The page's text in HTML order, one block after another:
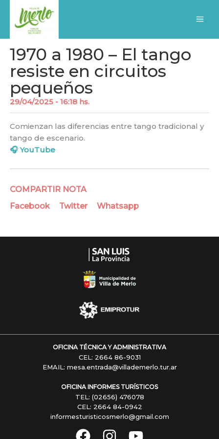
contenido
1970 a 1980 – El tango
resiste en circuitos
pequeños
29/04/2025 - 16:18 hs.
Comienzan las diferencias entre tango tradicional y
tango de escenario.
🎧YouTube
COMPARTIR NOTA
Facebook
Twitter Whatsapp
OFICINA TÉCNICA Y ADMINISTRATIVA
CEL: 2664 86-9031
EMAIL: mesa.entrada@villademerlo.tur.ar
OFICINA INFORMES TURÍSTICOS
TEL: (02656) 476078
CEL: 2664 84-0942
informesturisticosmerlo@gmail.com